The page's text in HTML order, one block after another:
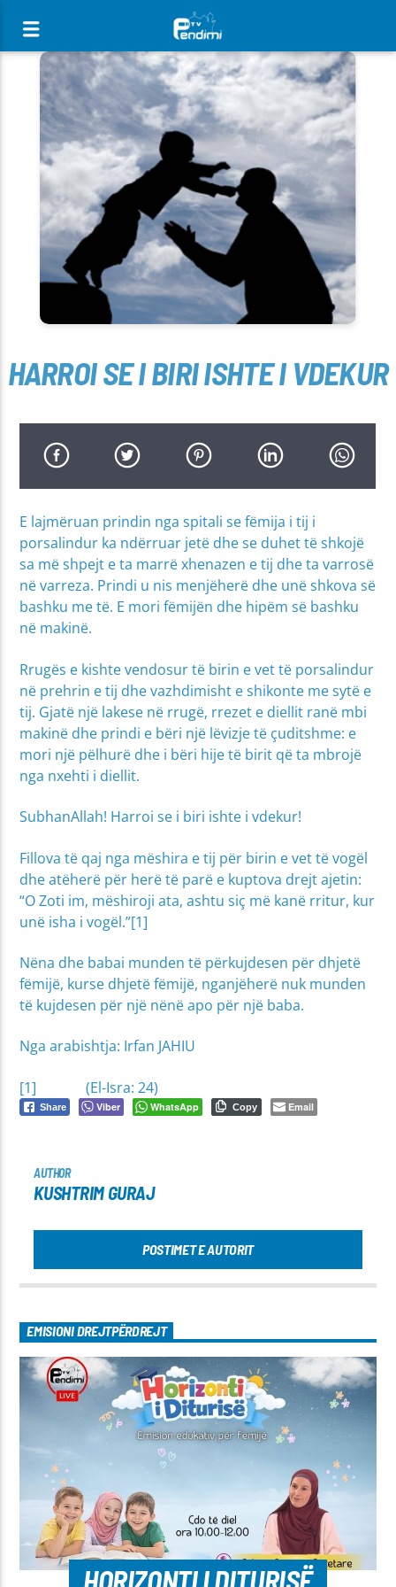
[There are no radio stations in the database]
HARROI SE I BIRI ISHTE I VDEKUR
E lajmëruan prindin nga spitali se fëmija i tij i
porsalindur ka ndërruar jetë dhe se duhet të shkojë
sa më shpejt e ta marrë xhenazen e tij dhe ta varrosë
në varreza. Prindi u nis menjëherë dhe unë shkova së
bashku me të. E mori fëmijën dhe hipëm së bashku
në makinë.
Rrugës e kishte vendosur të birin e vet të porsalindur
në prehrin e tij dhe vazhdimisht e shikonte me sytë e
tij. Gjatë një lakese në rrugë, rrezet e diellit ranë mbi
makinë dhe prindi e bëri një lëvizje të çuditshme: e
mori një pëlhurë dhe i bëri hije të birit që ta mbrojë
nga nxehti i diellit.
SubhanAllah! Harroi se i biri ishte i vdekur!
Fillova të qaj nga mëshira e tij për birin e vet të vogël
dhe atëherë për herë të parë e kuptova drejt ajetin:
“O Zoti im, mëshiroji ata, ashtu siç më kanë rritur, kur
unë isha i vogël.”[1]
Nëna dhe babai munden të përkujdesen për dhjetë
fëmijë, kurse dhjetë fëmijë, nganjëherë nuk munden
të kujdesen për një nënë apo për një baba.
Nga arabishtja: Irfan JAHIU
[1] (El-Isra: 24)
Share Viber WhatsApp Copy Email
AUTHOR
KUSHTRIM GURAJ
POSTIMET E AUTORIT
EMISIONI DREJTPËRDREJT
HORIZONTI I DITURISË